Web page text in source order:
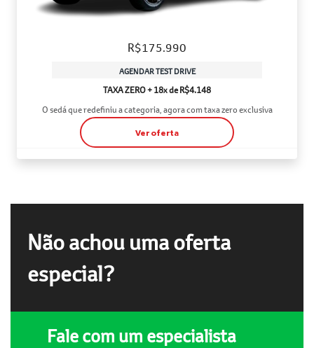
R$175.990
AGENDAR TEST DRIVE
TAXA ZERO + 18x de R$4.148
O sedá que redefiniu a categoria, agora com taxa zero exclusiva
Ver oferta
Não achou uma oferta
especial?
Fale com um especialista